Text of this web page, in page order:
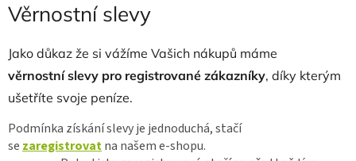
Věrnostní slevy
Jako důkaz že si vážíme Vašich nákupů máme
věrnostníslevy pro registrované zákazníky, díky kterým
ušetříte svoje peníze.
Podmínka získání slevy je jednoduchá, stačí
se zaregistrovatna našem e-shopu.